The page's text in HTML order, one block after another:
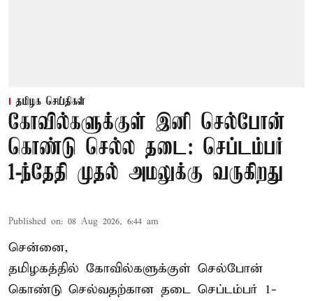
தமிழக செய்திகள்
கோவில்களுக்குள் இனி செல்போன்
கொண்டு செல்ல தடை: செப்டம்பர்
1-ந்தேதி முதல் அமலுக்கு வருகிறது
Published on: 08 Aug 2026, 6:44 am
சென்னை,
தமிழகத்தில் கோவில்களுக்குள் செல்போன்
கொண்டு செல்வதற்கான தடை செப்டம்பர் 1-